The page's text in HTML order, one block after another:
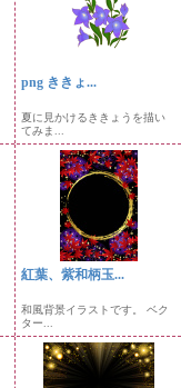
png ききょ...
夏に見かけるききょうを描い
てみま...
紅葉、紫和柄玉...
和風背景イラストです。 ベク
ター...